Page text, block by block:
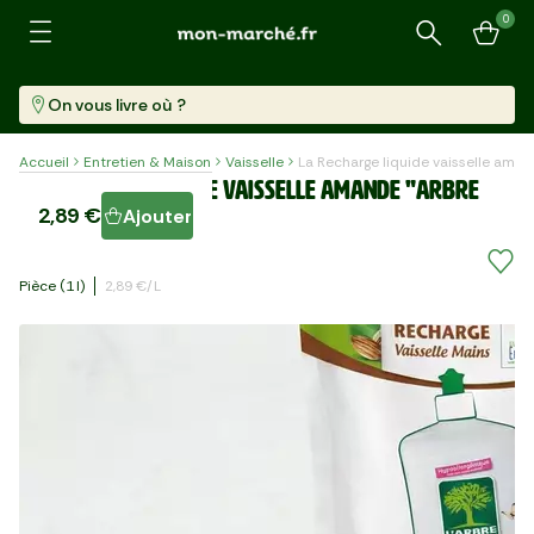
Recherche
0
On vous livre où ?
Accueil Entretien & Maison Vaisselle La Recharge liquide vaisselle
La Recharge liquide vaisselle amande "Arbre
vert"
Pièce (1 L) 2,89 €/l
2,89 € Ajouter